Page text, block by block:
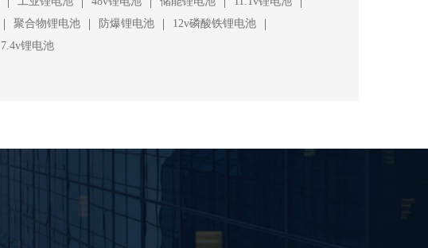
| 聚合物锂电池 | 防爆锂电池 | 12v磷酸铁锂电池 |
7.4v锂电池